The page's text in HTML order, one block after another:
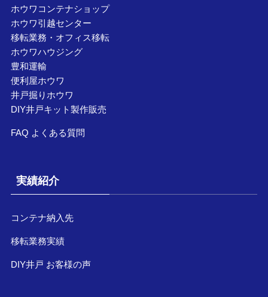
ホウワコンテナショップ
ホウワ引越センター
移転業務・オフィス移転
ホウワハウジング
豊和運輸
便利屋ホウワ
井戸掘りホウワ
DIY井戸キット製作販売
FAQ よくある質問
実績紹介
コンテナ納入先
移転業務実績
DIY井戸 お客様の声